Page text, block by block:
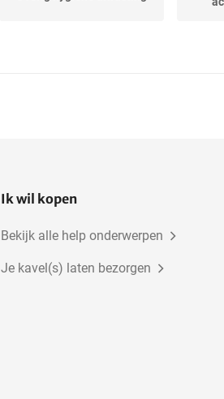
Ik wil kopen
Bekijk alle help onderwerpen
Je kavel(s) laten bezorgen